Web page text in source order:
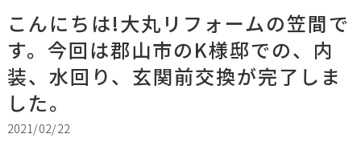
こんにちは!大丸リフォームの笠間で
す。今回は郡山市のK様邸での、内
装、水回り、玄関前交換が完了しま
した。
2021/02/22